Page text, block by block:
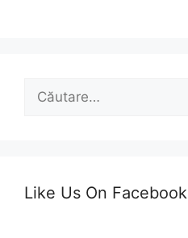
Caută
Like Us On Facebook